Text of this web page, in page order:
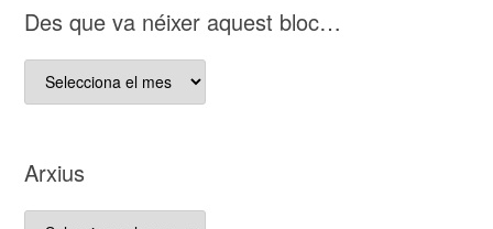
D es que va néixer aquest bloc…
D es
que
aquest
bloc…
Arxius
Arxius